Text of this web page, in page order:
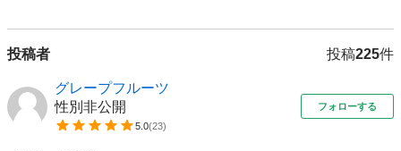
投稿者 投稿225件
グレープフルーツ
性別非公開
5.0(23)
フォローする